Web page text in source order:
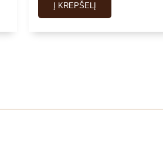
Į KREPŠELĮ